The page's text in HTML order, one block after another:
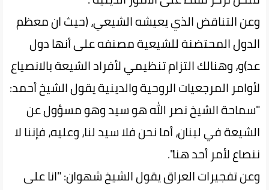
وعن التناقض الذي يعيشه الشيعي، (حيث ان معظم
الدول المحتضنة للشيعية مصنفه على أنها دول
عد)و، وهنالك التزام تنظيمي لأفراد الشيعة بالانصياع
لأوامر المرجعيات الروحية والدينية يقول الشيخ أحمد:
"سماحة الشيخ نصر الله هو سيد وهو مسؤول عن
الشيعة في لبنان، أما نحن فلا سيد لنا، وعليه، فإننا لا
ننصاع لأمر أحد هنا".
وعن تفجيرات العراق يقول الشيخ شهوان: "انا على